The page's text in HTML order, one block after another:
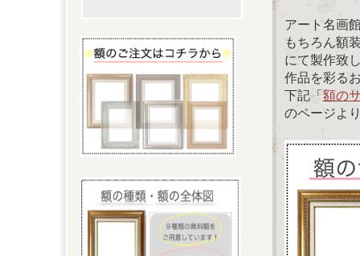
アート名画
もちろん額
にて製作致
作品を彩る
下記「額の
のページよ